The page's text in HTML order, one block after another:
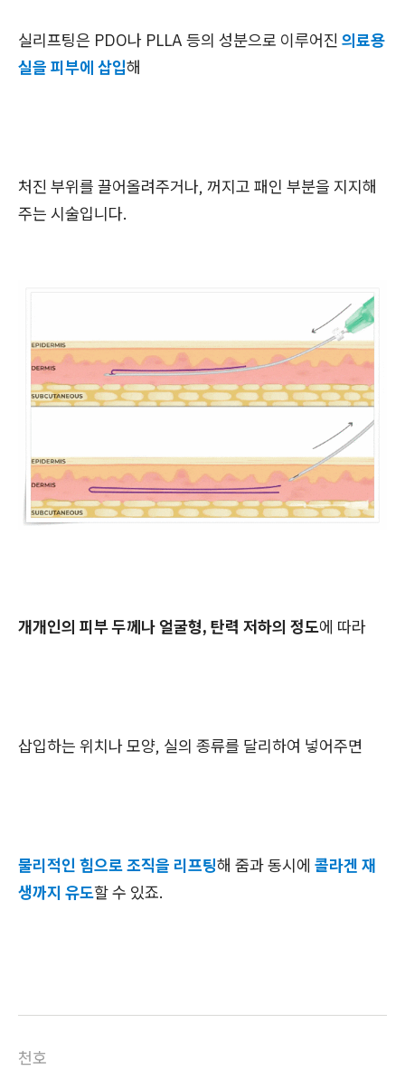
실리프팅은 PDO나 PLLA 등의 성분으로 이루어진 의료용
실을 피부에 삽입해
처진 부위를 끌어올려주거나, 꺼지고 패인 부분을 지지해
주는 시술입니다.
개개인의 피부 두께나 얼굴형, 탄력 저하의 정도에 따라
삽입하는 위치나 모양, 실의 종류를 달리하여 넣어주면
물리적인 힘으로 조직을 리프팅해 줌과 동시에 콜라겐 재
생까지 유도할 수 있죠.
천호